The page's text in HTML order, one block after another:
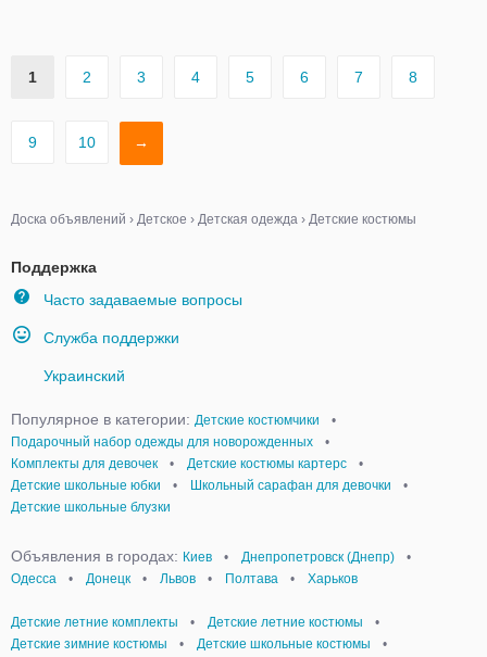
1 2 3 4 5 6 7 8
9 10 →
Доска объявлений › Детское › Детская одежда › Детские костюмы
Поддержка
Часто задаваемые вопросы
Служба поддержки
Украинский
Популярное в категории: Детские костюмчики
•
Подарочный набор одежды для новорожденных
•
Комплекты для девочек
• Детские костюмы картерс
•
Детские школьные юбки
• Школьный сарафан для девочки
•
Детские школьные блузки
Объявления в городах: Киев • Днепропетровск (Днепр)
•
Одесса
• Донецк • Львов • Полтава • Харьков
Детские летние комплекты • Детские летние костюмы
•
Детские зимние костюмы
• Детские школьные костюмы
•